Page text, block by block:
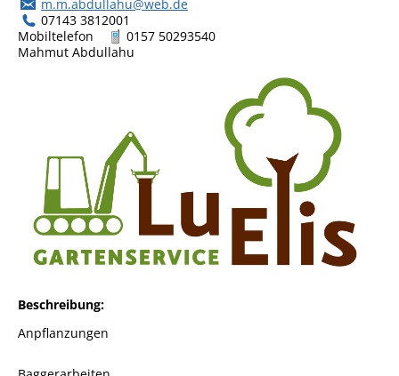
m.m.abdullahu@web.de
07143 3812001
Mobiltelefon
0157 50293540
Mahmut Abdullahu
Beschreibung
Anpflanzungen